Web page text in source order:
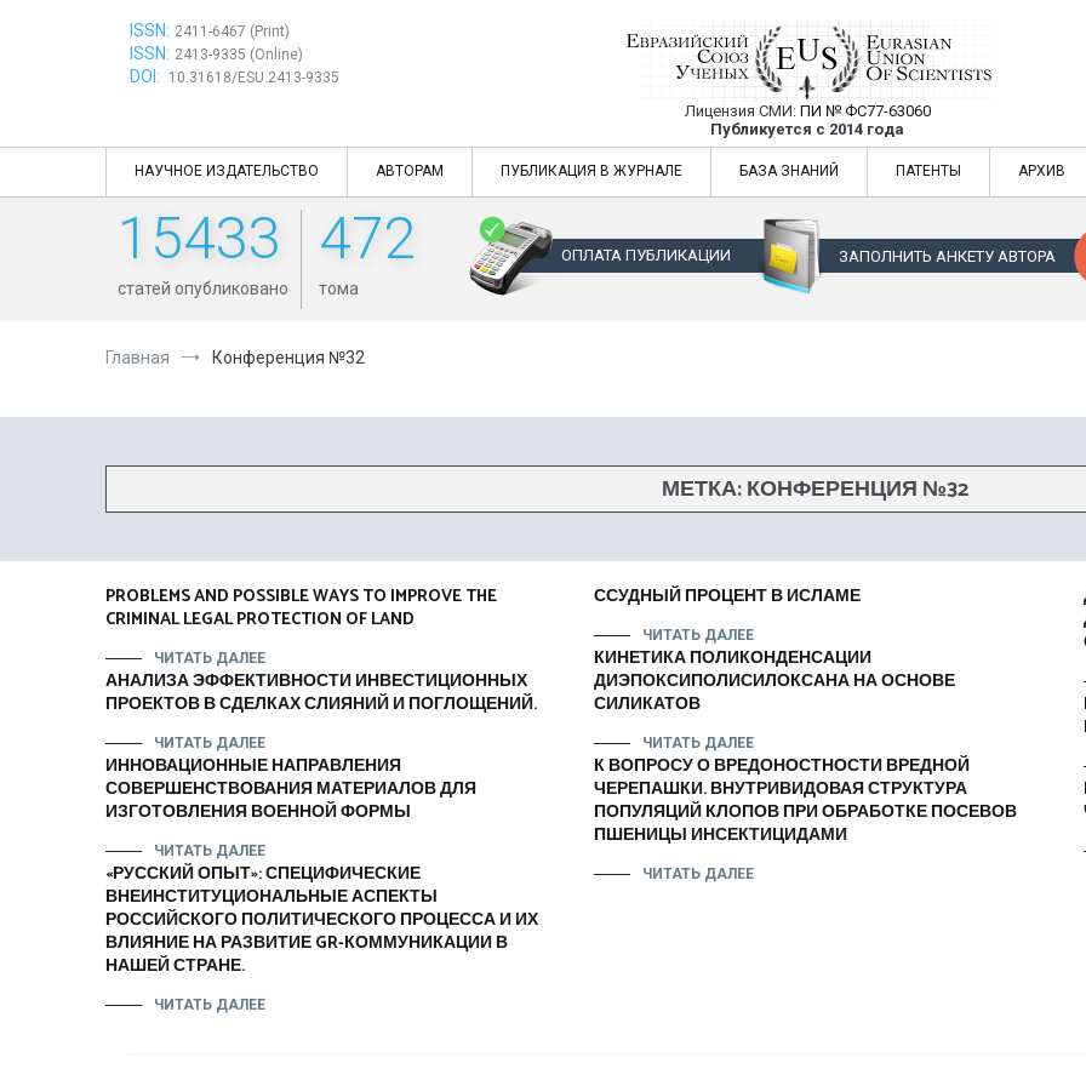
ISSN: 2411-6467 (Print)
ISSN: 2413-9335 (Online)
DOI: 10.31618/ESU.2413-9335
Евразийский Союз Ученых —
Лицензия СМИ: ПИ № ФС77-63060
Публикуется с 2014 года
Евразийский Союз Ученых — публикация научных статей в
НАУЧНОЕ ИЗДАТЕЛЬСТВО АВТОРАМ ПУБЛИКАЦИЯ В ЖУРНАЛЕ БАЗА ЗНАНИЙ ПАТЕНТЫ АРХИВ
15433
статей опубликовано
472
тома
ОПЛАТА ПУБЛИКАЦИИ ЗАПОЛНИТЬ АНКЕТУ АВТОРА
Главная Конференция №32
МЕТКА:КОНФЕРЕНЦИЯ №32
PROBLEMS AND POSSIBLE WAYS TO IMPROVE THE
CRIMINAL LEGAL PROTECTION OF LAND
ЧИТАТЬ ДАЛЕЕ
ССУДНЫЙ ПРОЦЕНТ В ИСЛАМЕ
ЧИТАТЬ ДАЛЕЕ
КИНЕТИКА ПОЛИКОНДЕНСАЦИИ
ДИЭПОКСИПОЛИСИЛОКСАНА НА ОСНОВЕ
СИЛИКАТОВ
ЧИТАТЬ ДАЛЕЕ
АНАЛИЗА ЭФФЕКТИВНОСТИ ИНВЕСТИЦИОННЫХ
ПРОЕКТОВ В СДЕЛКАХ СЛИЯНИЙ И ПОГЛОЩЕНИЙ.
ЧИТАТЬ ДАЛЕЕ
ИННОВАЦИОННЫЕ НАПРАВЛЕНИЯ
СОВЕРШЕНСТВОВАНИЯ МАТЕРИАЛОВ ДЛЯ
ИЗГОТОВЛЕНИЯ ВОЕННОЙ ФОРМЫ
ЧИТАТЬ ДАЛЕЕ
К ВОПРОСУ О ВРЕДОНОСТНОСТИ ВРЕДНОЙ
ЧЕРЕПАШКИ. ВНУТРИВИДОВАЯ СТРУКТУРА
ПОПУЛЯЦИЙ КЛОПОВ ПРИ ОБРАБОТКЕ ПОСЕВОВ
ПШЕНИЦЫ ИНСЕКТИЦИДАМИ
ЧИТАТЬ ДАЛЕЕ
«РУССКИЙ ОПЫТ»: СПЕЦИФИЧЕСКИЕ
ВНЕИНСТИТУЦИОНАЛЬНЫЕ АСПЕКТЫ
РОССИЙСКОГО ПОЛИТИЧЕСКОГО ПРОЦЕССА И ИХ
ВЛИЯНИЕ НА РАЗВИТИЕ GR-КОММУНИКАЦИИ В
НАШЕЙ СТРАНЕ.
ЧИТАТЬ ДАЛЕЕ